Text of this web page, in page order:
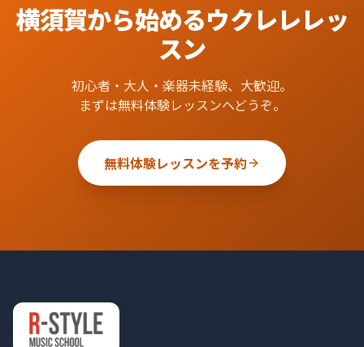
横須賀から始めるウクレレレッ
スン
初心者・大人・楽器未経験、大歓迎。
まずは無料体験レッスンへどうぞ。
無料体験レッスンを予約